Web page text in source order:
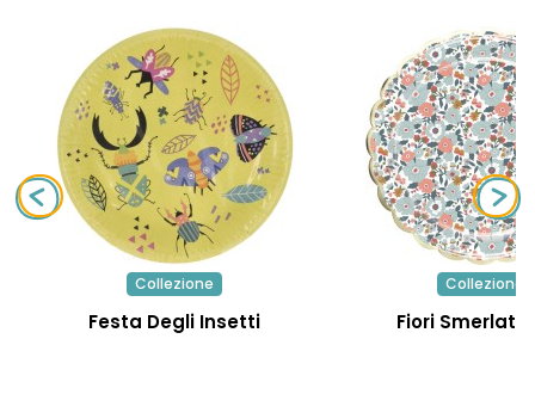
Collezione
Festa Degli Insetti
Collezione
Fiori Smerlati